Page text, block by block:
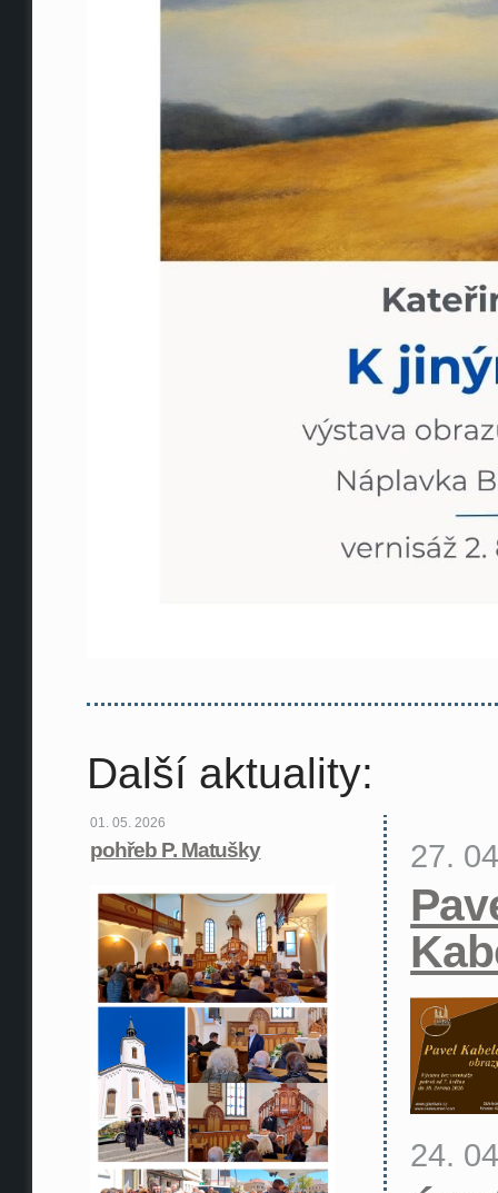
Další aktuality:
01. 05. 2026
pohřeb P. Matušky 27.
24.